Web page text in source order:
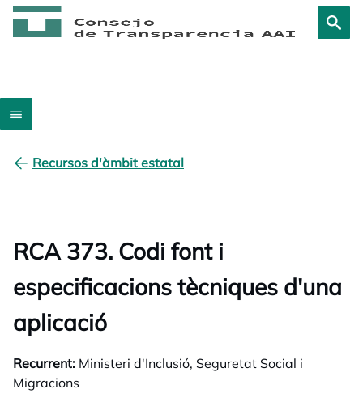
Recursos d'àmbit estatal
RCA 373. Codi font i
especificacions tècniques d'una
aplicació
Recurrent: Ministeri d'Inclusió, Seguretat Social i
Migracions